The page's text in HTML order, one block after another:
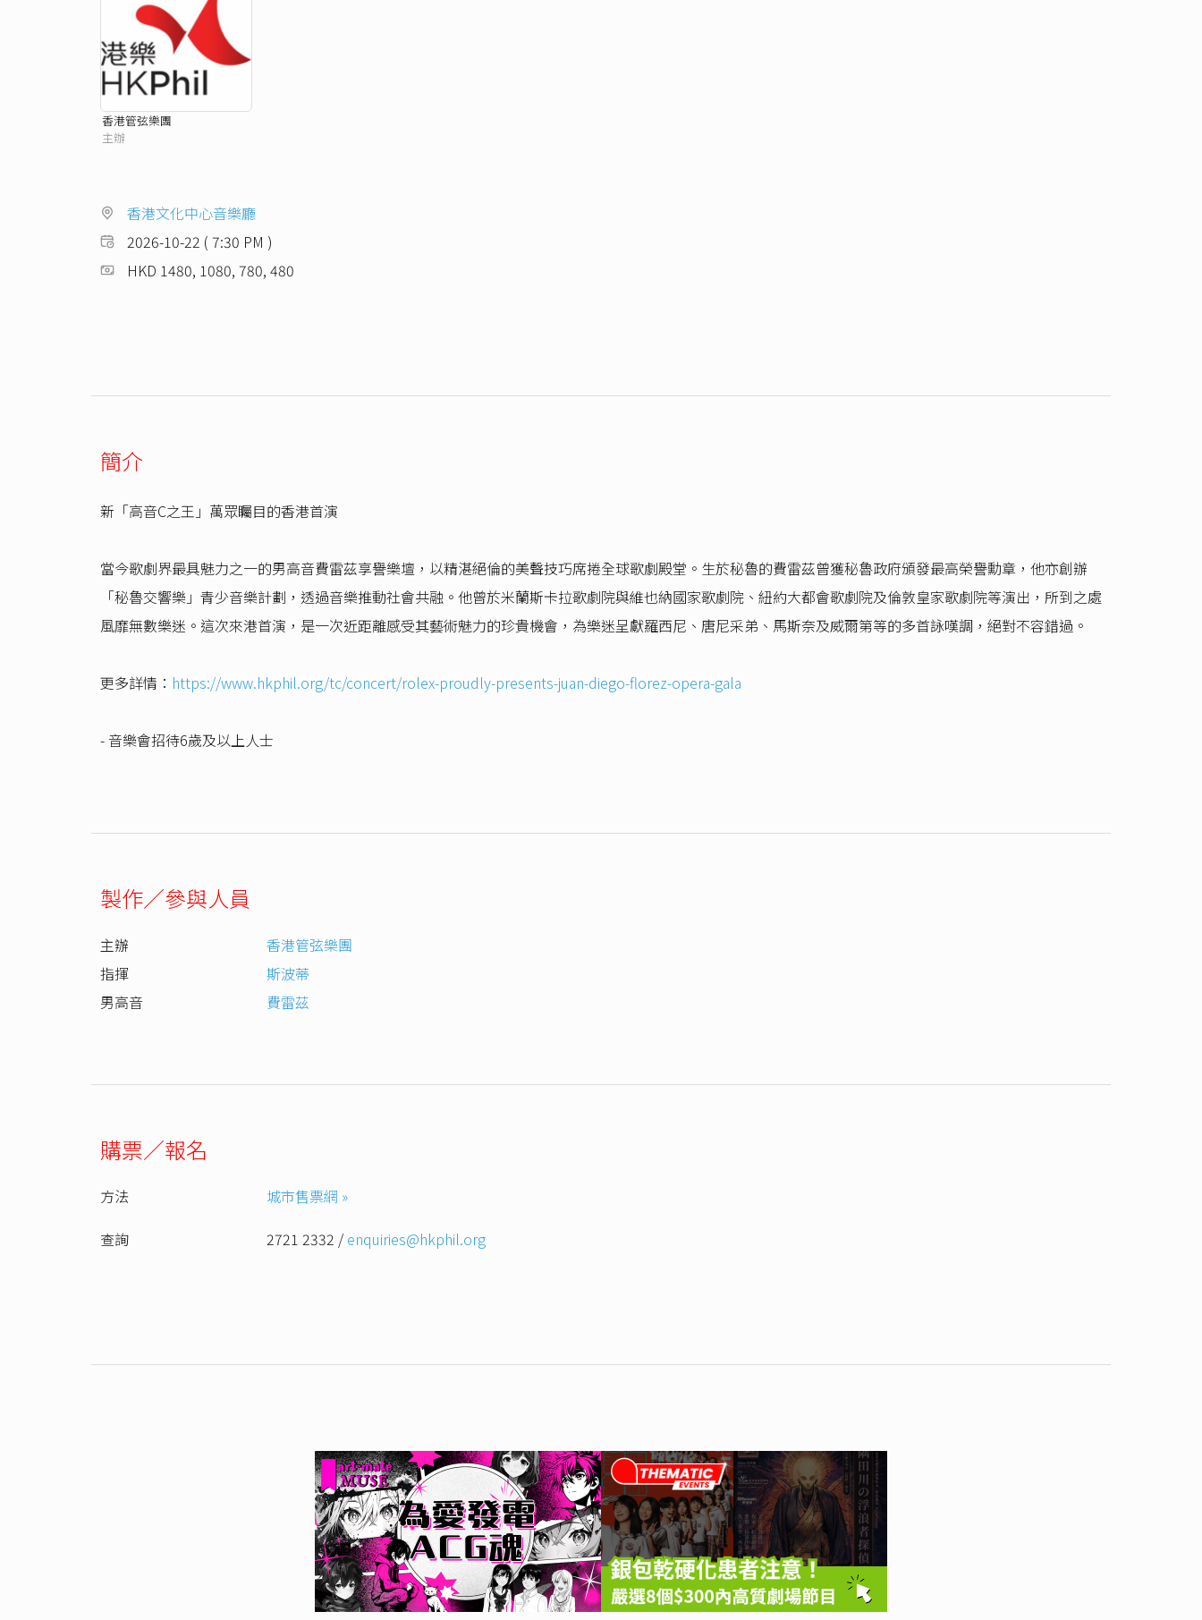
香港管弦樂團
主辦
香港文化中心音樂廳
2026-10-22 ( 7:30 PM )
HKD 1480, 1080, 780, 480
簡介
新「高音C之王」萬眾矚目的香港首演
當今歌劇界最具魅力之一的男高音費雷茲享譽樂壇，以精湛絕倫的美聲技巧席捲全球歌劇殿堂。生於秘魯的費雷茲曾獲秘魯政府頒發最高榮譽勳章，他亦創辦
「秘魯交響樂」青少音樂計劃，透過音樂推動社會共融。他曾於米蘭斯卡拉歌劇院與維也納國家歌劇院、紐約大都會歌劇院及倫敦皇家歌劇院等演出，所到之處
風靡無數樂迷。這次來港首演，是一次近距離感受其藝術魅力的珍貴機會，為樂迷呈獻羅西尼、唐尼采弟、馬斯奈及威爾第等的多首詠嘆調，絕對不容錯過。
更多詳情： https://www.hkphil.org/tc/concert/rolex-proudly-presents-juan-diego-florez-opera-gala
- 音樂會招待6歲及以上人士
製作／參與人員
主辦
香港管弦樂團
指揮
斯波蒂
男高音
費雷茲
購票／報名
方法
城市售票網 »
查詢
2721 2332 / enquiries@hkphil.org